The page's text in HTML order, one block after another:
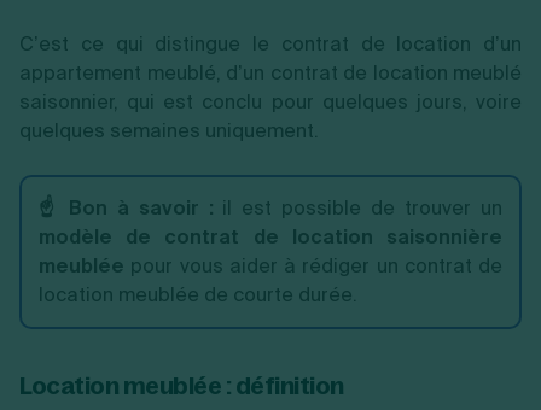
C’est ce qui distingue le contrat de location d’un
appartement meublé, d’un contrat de location meublé
saisonnier, qui est conclu pour quelques jours, voire
quelques semaines uniquement.
☝️ Bon à savoir : il est possible de trouver un
modèle de contrat de location saisonnière
meublée pour vous aider à rédiger un contrat de
location meublée de courte durée.
Location meublée : définition